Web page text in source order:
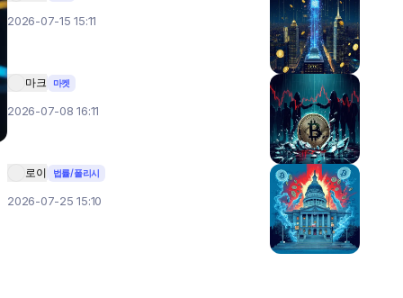
2026-07-15 15:11
마크 마켓
2026-07-08 16:11
로이 법률/폴리시
2026-07-25 15:10